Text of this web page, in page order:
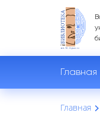
Главная
Главная